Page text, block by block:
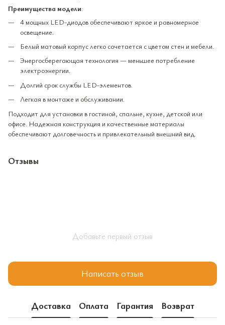
Преимущества модели:
4 мощных LED-диодов обеспечивают яркое и равномерное
освещение.
Белый матовый корпус легко сочетается с цветом стен и мебели.
Энергосберегающая технология — меньшее потребление
электроэнергии.
Долгий срок службы LED-элементов.
Легкая в монтаже и обслуживании.
Подходит для установки в гостиной, спальне, кухне, детской или
офисе. Надежная конструкция и качественные материалы
обеспечивают долговечность и привлекательный внешний вид.
Отзывы
Добавьте первый отзыв
Написать отзыв
Доставка Оплата Гарантия Возврат